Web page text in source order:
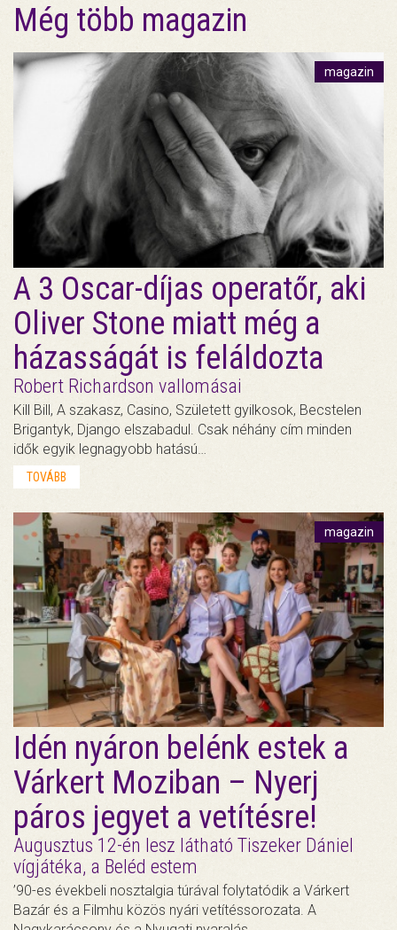
Még több magazin
magazin
A 3 Oscar-díjas operatőr, aki
Oliver Stone miatt még a
házasságát is feláldozta
Robert Richardson vallomásai
Kill Bill, A szakasz, Casino, Született gyilkosok, Becstelen
Brigantyk, Django elszabadul. Csak néhány cím minden
idők egyik legnagyobb hatású…
TOVÁBB
magazin
Idén nyáron belénk estek a
Várkert Moziban – Nyerj
páros jegyet a vetítésre!
Augusztus 12-én lesz látható Tiszeker Dániel
vígjátéka, a Beléd estem
’90-es évekbeli nosztalgia túrával folytatódik a Várkert
Bazár és a Filmhu közös nyári vetítéssorozata. A